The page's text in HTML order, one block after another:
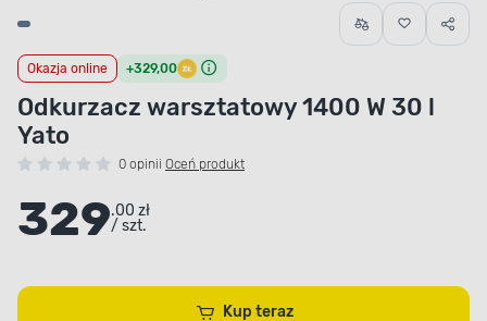
Okazja online +329,00
Odkurzacz warsztatowy 1400 W 30 l
Yato
0 opinii Oceń produkt
329.00 zł
/ szt.
Kup teraz